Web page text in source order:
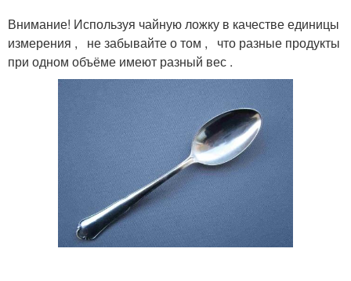
Соли в десертной
ложке
Соли в столовой ложке
Соли в ложках Муки в чайной ложке
В чайная ложка Граммы в ложках
Внимание! Используя чайную ложку в качестве единицы
измерения , не забывайте о том , что разные продукты
при одном объёме имеют разный вес .